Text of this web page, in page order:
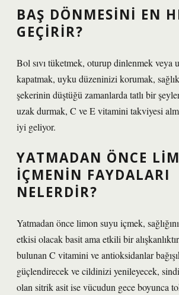
BAŞ DÖNMESINI EN
GEÇIRIR?
Bol sıvı tüketmek, oturup dinlenmek veya
kapatmak, uyku düzeninizi korumak,
şekerinin düştüğü zamanlarda tatlı bir
uzak durmak, C ve E vitamini takviyesi
iyi geliyor.
YATMADAN ÖNCE
IÇMENIN FAYDALARI
NELERDIR?
Yatmadan önce limon suyu içmek,
etkisi olacak basit ama etkili bir
bulunan C vitamini ve antioksidanlar
güçlendirecek ve cildinizi yenileyecek,
olan sitrik asit ise vücudun gece boyunca